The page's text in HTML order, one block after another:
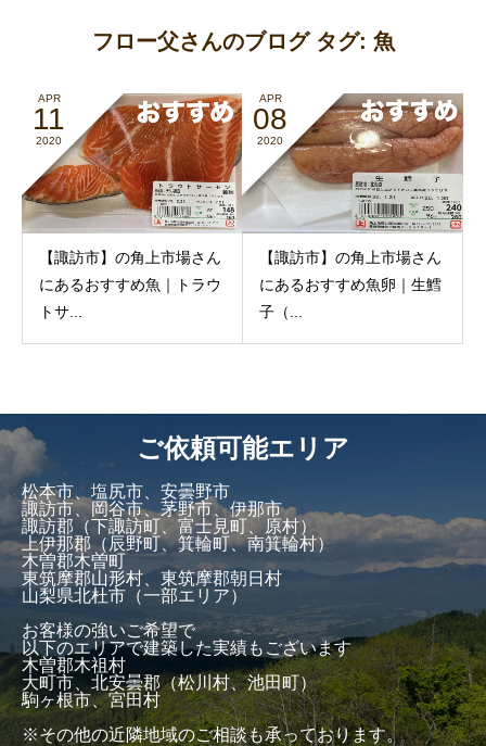
エルハウス
フロー父さんのブログ タグ: 魚
APR
11
2020
【諏訪市】の角上市場さん
にあるおすすめ魚｜トラウ
トサ...
APR
08
2020
【諏訪市】の角上市場さん
にあるおすすめ魚卵｜生鱈
子（...
ご依頼可能エリア
松本市、塩尻市、安曇野市
諏訪市、岡谷市、茅野市、伊那市
諏訪郡（下諏訪町、富士見町、原村）
上伊那郡（辰野町、箕輪町、南箕輪村）
木曽郡木曽町
東筑摩郡山形村、東筑摩郡朝日村
山梨県北杜市（一部エリア）
お客様の強いご希望で
以下のエリアで建築した実績もございます
木曽郡木祖村
大町市、北安曇郡（松川村、池田町）
駒ヶ根市、宮田村
※その他の近隣地域のご相談も承っております。